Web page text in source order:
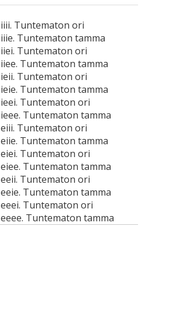
iiii. Tuntematon ori
iiie. Tuntematon tamma
iiei. Tuntematon ori
iiee. Tuntematon tamma
ieii. Tuntematon ori
ieie. Tuntematon tamma
ieei. Tuntematon ori
ieee. Tuntematon tamma
eiii. Tuntematon ori
eiie. Tuntematon tamma
eiei. Tuntematon ori
eiee. Tuntematon tamma
eeii. Tuntematon ori
eeie. Tuntematon tamma
eeei. Tuntematon ori
eeee. Tuntematon tamma